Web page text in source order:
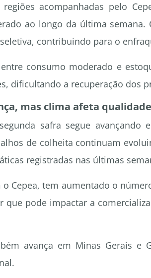
acompanhadas pelo
ao longo da última
contribuindo para o
consumo moderado e
dificultando a recuperação dos
mas clima afeta
safra segue avançando
de colheita continuam
registradas nas últimas
o Cepea, tem aumentado o
que pode impactar a
avança em Minas Gerais e